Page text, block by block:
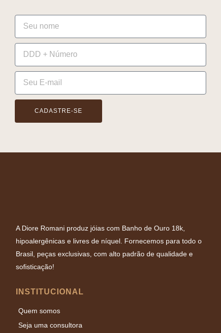
CADASTRE-SE
A Diore Romani produz jóias com Banho de Ouro 18k,
hipoalergênicas e livres de níquel. Fornecemos para todo o
Brasil, peças exclusivas, com alto padrão de qualidade e
sofisticação!
INSTITUCIONAL
Quem somos
Seja uma consultora